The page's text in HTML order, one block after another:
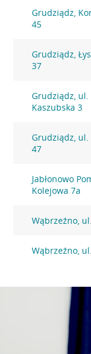
Grudziądz,
45
Grudziądz,
37
Grudziądz, ul.
Kaszubska 3
Grudziądz,
47
Jabłonowo
Kolejowa 7a
Wąbrzeźno,
Wąbrzeźno,